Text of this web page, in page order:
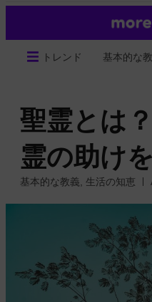
トレンド 基本的な
聖霊とは
霊の助け
基本的な教義 生活の知恵